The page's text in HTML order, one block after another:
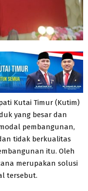
Kutai Timur (Kutim)
yang besar dan
pembangunan,
tidak berkualitas
itu. Oleh
merupakan solusi
tersebut.